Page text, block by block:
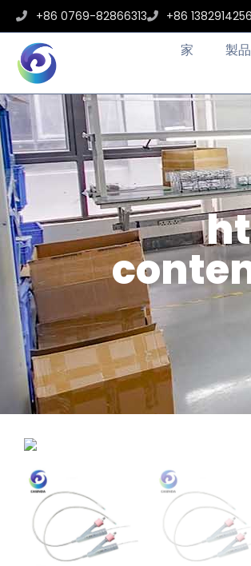
+86 0769-82866313 +86
家 製品